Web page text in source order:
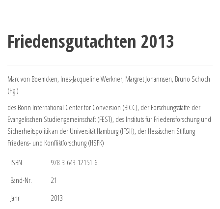
Friedensgutachten 2013
Marc von Boemcken, Ines-Jacqueline Werkner, Margret Johannsen, Bruno Schoch
(Hg.)
des Bonn International Center for Conversion (BICC), der Forschungsstätte der
Evangelischen Studiengemeinschaft (FEST), des Instituts für Friedensforschung und
Sicherheitspolitik an der Universität Hamburg (IFSH), der Hessischen Stiftung
Friedens- und Konfliktforschung (HSFK)
ISBN
978-3-643-12151-6
Band-Nr.
21
Jahr
2013